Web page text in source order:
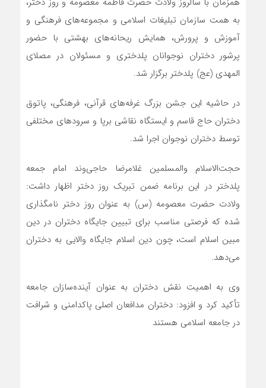
به همت سازمان تبلیغات اسلامی و مجموعه‌های فرهنگی و
آموزش و پرورش، همایش ریحانه‌های بهشتی با حضور
پرشور دختران نوجوانان پلدختری و مسئولان در مصلای
المهدی (عج) پلدختر برگزار شد.
در حاشیه این جشن بزرگ غرفه‌های قرآنی، فرهنگی، پاتوق
دختران حاج قاسم و ایستگاه نقاشی برپا و سرودهای مختلفی
توسط دختران نوجوان اجرا شد.
حجت‌الاسلام‌ والمسلمین غلامرضا حاجی‌وند امام جمعه
پلدختر در این برنامه ضمن تبریک روز دختر اظهار داشت:
ولادت حضرت معصومه (س) به عنوان روز دختر نامگذاری
شده که فرصتی مناسب برای تبیین جایگاه دختران در دین
مبین اسلام است، چون دین اسلام جایگاه والایی به دختران
می‌دهد.
وی به اهمیت نقش دختران به عنوان آینده‌سازان جامعه
تأکید کرد و افزود: دختران مدافعان اصلی پاکدامنی و شرافت
در جامعه اسلامی هستند